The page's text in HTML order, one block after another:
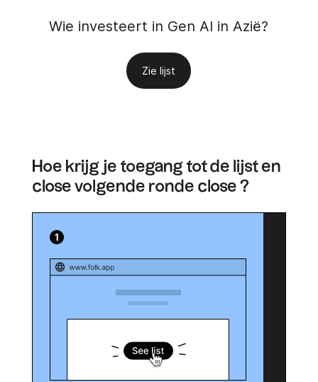
Wie investeert in Gen AI in Azië?
Zie lijst
Hoe krijg je toegang tot de lijst en
close volgende ronde close ?